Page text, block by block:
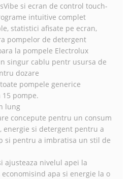
si ecran de control touch-
intuitive complet
statistici afisate pe ecran,
pompelor de detergent
la pompele Electrolux
singur cablu pentr usursa de
dozare
pompele generice
15 pompe.
lung
concepute pentru un consum
energie si detergent pentru a
si pentru a imbratisa un stil de
ajusteaza nivelul apei la
apa si energie la o